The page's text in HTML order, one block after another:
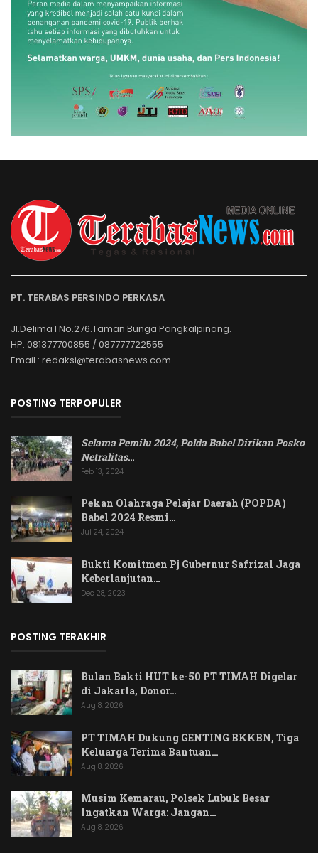
PT. TERABAS PERSINDO PERKASA
Jl.Delima I No.276.Taman Bunga Pangkalpinang.
HP. 081377700855 / 087777722555
Email : redaksi@terabasnews.com
POSTING TERPOPULER
Selama Pemilu 2024, Polda Babel Dirikan Posko
Netralitas…
Feb 13, 2024
Pekan Olahraga Pelajar Daerah (POPDA)
Babel 2024 Resmi…
Jul 24, 2024
Bukti Komitmen Pj Gubernur Safrizal Jaga
Keberlanjutan…
Dec 28, 2023
POSTING TERAKHIR
Bulan Bakti HUT ke-50 PT TIMAH Digelar
di Jakarta, Donor…
Aug 8, 2026
PT TIMAH Dukung GENTING BKKBN, Tiga
Keluarga Terima Bantuan…
Aug 8, 2026
Musim Kemarau, Polsek Lubuk Besar
Ingatkan Warga: Jangan…
Aug 8, 2026